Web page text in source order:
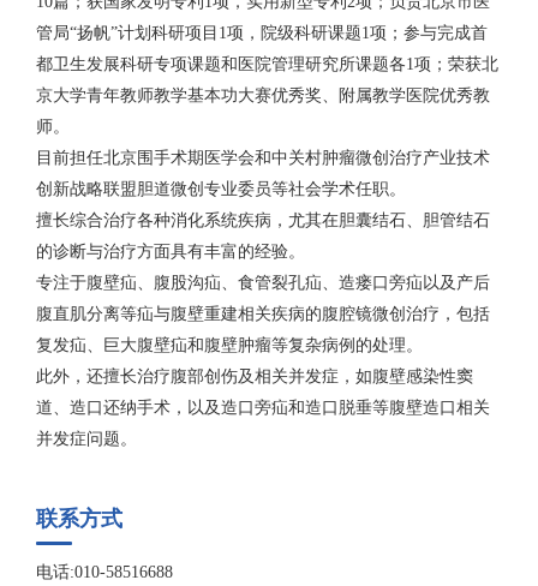
管局“扬帆”计划科研项目1项，院级科研课题1项；参与完成首
都卫生发展科研专项课题和医院管理研究所课题各1项；荣获北
京大学青年教师教学基本功大赛优秀奖、附属教学医院优秀教
师。
目前担任北京围手术期医学会和中关村肿瘤微创治疗产业技术
创新战略联盟胆道微创专业委员等社会学术任职。
擅长综合治疗各种消化系统疾病，尤其在胆囊结石、胆管结石
的诊断与治疗方面具有丰富的经验。
专注于腹壁疝、腹股沟疝、食管裂孔疝、造瘘口旁疝以及产后
腹直肌分离等疝与腹壁重建相关疾病的腹腔镜微创治疗，包括
复发疝、巨大腹壁疝和腹壁肿瘤等复杂病例的处理。
此外，还擅长治疗腹部创伤及相关并发症，如腹壁感染性窦
道、造口还纳手术，以及造口旁疝和造口脱垂等腹壁造口相关
并发症问题。
联系方式
电话:010-58516688